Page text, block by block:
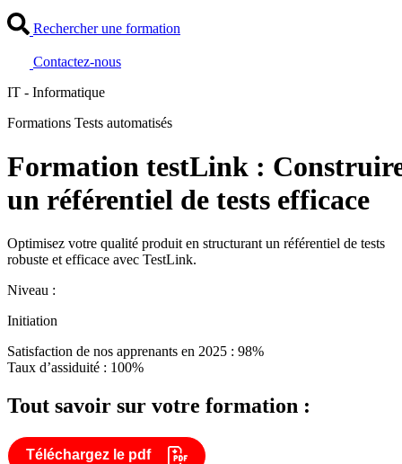
Rechercher une formation
Contactez-nous
IT - Informatique
Formations Tests automatisés
Formation testLink :
un référentiel de tests efficace
Optimisez votre qualité produit en structurant un référentiel de tests
robuste et efficace avec TestLink.
Niveau :
Initiation
Satisfaction de nos apprenants en 2025 : 98%
Taux d’assiduité : 100%
Tout savoir sur votre formation :
Téléchargez le pdf